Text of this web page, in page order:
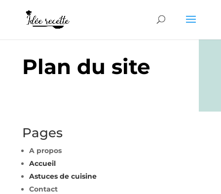
Plan du site
Pages
A propos
Accueil
Astuces de cuisine
Contact